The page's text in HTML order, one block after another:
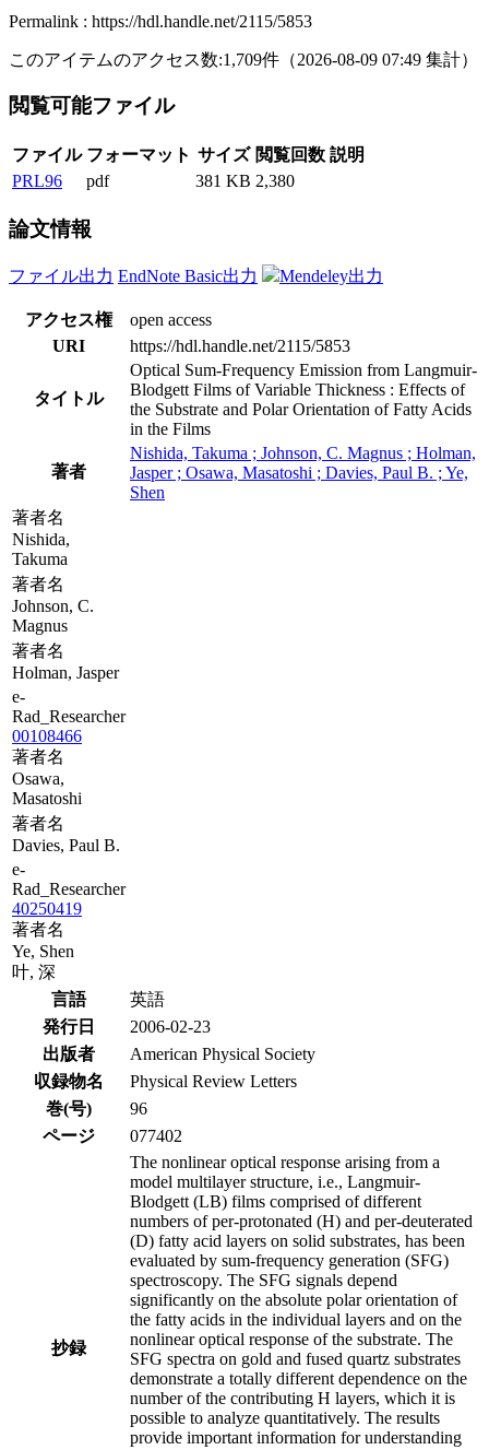
Permalink : https://hdl.handle.net/2115/5853
このアイテムのアクセス数:1,709件 （2026-08-09 07:49 集計）
閲覧可能ファイル
ファイル フォーマット サイズ 閲覧回数 説明
PRL96
pdf 381 KB 2,380
論文情報
ファイル出力 EndNote Basic出力 Mendeley出力
アクセス権
open access
URI
https://hdl.handle.net/2115/5853
タイトル
Optical Sum-Frequency Emission from Langmuir-
Blodgett Films of Variable Thickness : Effects of
the Substrate and Polar Orientation of Fatty Acids
in the Films
著者
Nishida, Takuma ; Johnson, C. Magnus ; Holman,
Jasper ; Osawa, Masatoshi ; Davies, Paul B. ; Ye,
Shen
著者名
Nishida,
Takuma
著者名
Johnson, C.
Magnus
著者名
Holman, Jasper
e-
Rad_Researcher
00108466
著者名
Osawa,
Masatoshi
著者名
Davies, Paul B.
e-
Rad_Researcher
40250419
著者名
Ye, Shen
叶, 深
言語
英語
発行日
2006-02-23
出版者
American Physical Society
収録物名
Physical Review Letters
巻(号)
96
ページ
077402
抄録
The nonlinear optical response arising from a
model multilayer structure, i.e., Langmuir-
Blodgett (LB) films comprised of different
numbers of per-protonated (H) and per-deuterated
(D) fatty acid layers on solid substrates, has been
evaluated by sum-frequency generation (SFG)
spectroscopy. The SFG signals depend
significantly on the absolute polar orientation of
the fatty acids in the individual layers and on the
nonlinear optical response of the substrate. The
SFG spectra on gold and fused quartz substrates
demonstrate a totally different dependence on the
number of the contributing H layers, which it is
possible to analyze quantitatively. The results
provide important information for understanding